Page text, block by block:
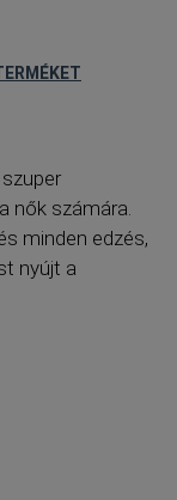
nők számára.
minden edzés,
nyújt a